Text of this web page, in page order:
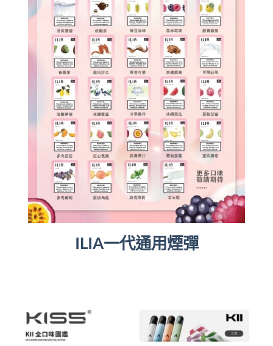
ILIA一代通用煙彈